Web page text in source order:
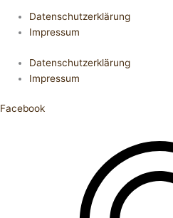
Datenschutzerklärung
Impressum
Datenschutzerklärung
Impressum
Facebook